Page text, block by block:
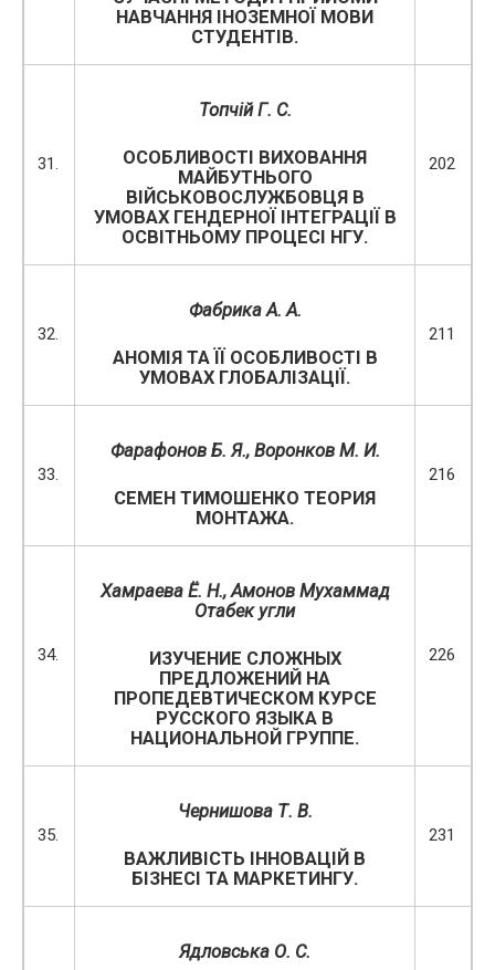
НАВЧАННЯ ІНОЗЕМНОЇ МОВИ
СТУДЕНТІВ.
31.
Топчій Г. С.
ОСОБЛИВОСТІ ВИХОВАННЯ
МАЙБУТНЬОГО
ВІЙСЬКОВОСЛУЖБОВЦЯ В
УМОВАХ ГЕНДЕРНОЇ ІНТЕГРАЦІЇ В
ОСВІТНЬОМУ ПРОЦЕСІ НГУ.
202
32.
Фабрика А. А.
АНОМІЯ ТА ЇЇ ОСОБЛИВОСТІ В
УМОВАХ ГЛОБАЛІЗАЦІЇ.
211
33.
Фарафонов Б.Я., Воронков М. И.
СЕМЕН ТИМОШЕНКО ТЕОРИЯ
МОНТАЖА.
216
34.
Хамраева Ё. Н., Амонов Мухаммад
Отабек угли
ИЗУЧЕНИЕ СЛОЖНЫХ
ПРЕДЛОЖЕНИЙ НА
ПРОПЕДЕВТИЧЕСКОМ КУРСЕ
РУССКОГО ЯЗЫКА В
НАЦИОНАЛЬНОЙ ГРУППЕ.
226
35.
Чернишова Т. В.
ВАЖЛИВІСТЬ ІННОВАЦІЙ В
БІЗНЕСІ ТА МАРКЕТИНГУ.
231
Ядловська О. С.